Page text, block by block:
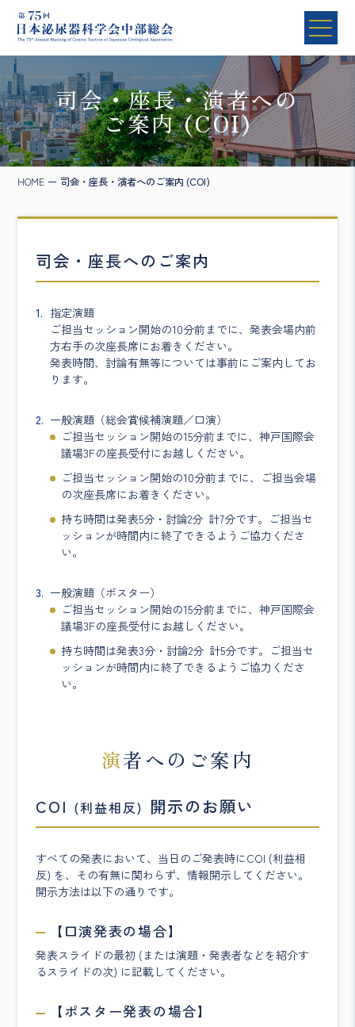
司会・座長・演者への
ご案内 (COI)
HOME 司会・座長・演者へのご案内 (COI)
司会・座長へのご案内
指定演題
ご担当セッション開始の10分前までに、発表会場内前
方右手の次座長席にお着きください。
発表時間、討論有無等については事前にご案内してお
ります。
一般演題（総会賞候補演題／口演）
ご担当セッション開始の15分前までに、神戸国際会
議場3Fの座長受付にお越しください。
ご担当セッション開始の10分前までに、ご担当会場
の次座長席にお着きください。
持ち時間は発表5分・討論2分 計7分です。ご担当セ
ッションが時間内に終了できるようご協力くださ
い。
一般演題（ポスター）
ご担当セッション開始の15分前までに、神戸国際会
議場3Fの座長受付にお越しください。
持ち時間は発表3分・討論2分 計5分です。ご担当セ
ッションが時間内に終了できるようご協力くださ
い。
演者へのご案内
COI (利益相反) 開示のお願い
すべての発表において、当日のご発表時にCOI (利益相
反) を、その有無に関わらず、情報開示してください。
開示方法は以下の通りです。
【口演発表の場合】
発表スライドの最初 (または演題・発表者などを紹介す
るスライドの次) に記載してください。
【ポスター発表の場合】